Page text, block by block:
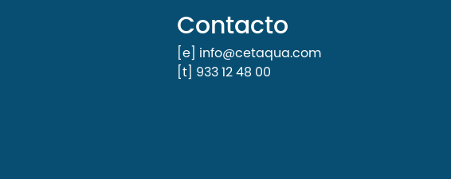
Contacto
[e] info@cetaqua.com
[t] 933 12 48 00